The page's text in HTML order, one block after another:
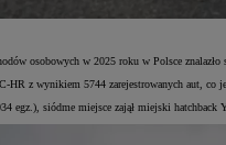
osobowych w 2025 roku w Polsce
HR z wynikiem 5744 zarejestrowanych aut,
egz.), siódme miejsce zajął miejski